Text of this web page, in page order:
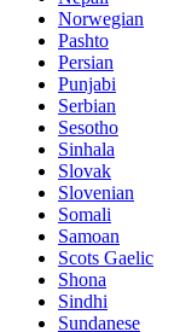
Norwegian
Pashto
Persian
Punjabi
Serbian
Sesotho
Sinhala
Slovak
Slovenian
Somali
Samoan
Scots Gaelic
Shona
Sindhi
Sundanese